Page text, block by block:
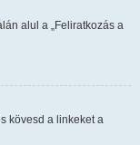
alul a „Feliratkozás a
kövesd a linkeket a